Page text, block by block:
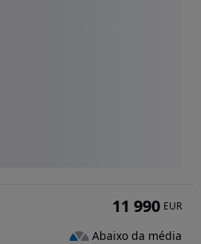
11 990 EUR
Abaixo da média